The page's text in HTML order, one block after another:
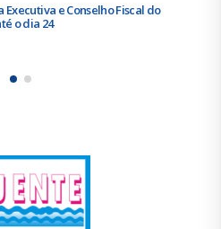
Trabalhadores da